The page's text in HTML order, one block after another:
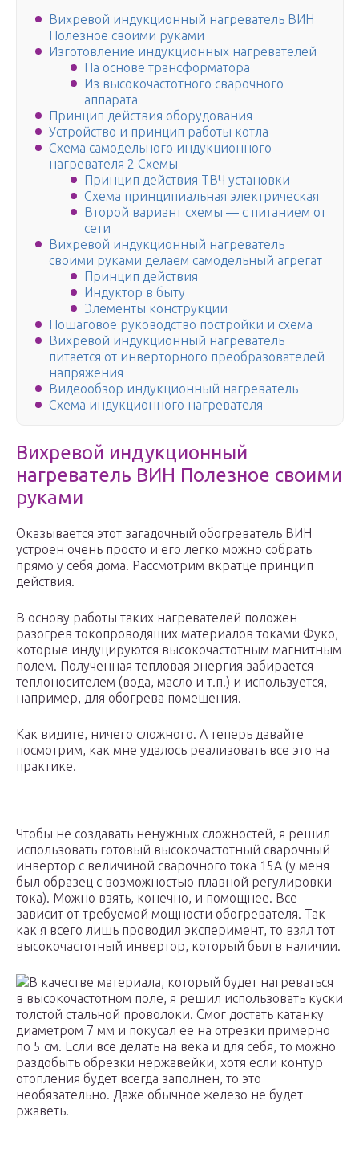
Вихревой индукционный нагреватель ВИН
Полезное своими руками
Изготовление индукционных нагревателей
На основе трансформатора
Из высокочастотного сварочного
аппарата
Принцип действия оборудования
Устройство и принцип работы котла
Схема самодельного индукционного
нагревателя 2 Схемы
Принцип действия ТВЧ установки
Схема принципиальная электрическая
Второй вариант схемы — с питанием от
сети
Вихревой индукционный нагреватель
своими руками делаем самодельный агрегат
Принцип действия
Индуктор в быту
Элементы конструкции
Пошаговое руководство постройки и схема
Вихревой индукционный нагреватель
питается от инверторного преобразователей
напряжения
Видеообзор индукционный нагреватель
Схема индукционного нагревателя
Вихревой индукционный
нагреватель ВИН Полезное своими
руками
Оказывается этот загадочный обогреватель ВИН
устроен очень просто и его легко можно собрать
прямо у себя дома. Рассмотрим вкратце принцип
действия.
В основу работы таких нагревателей положен
разогрев токопроводящих материалов токами Фуко,
которые индуцируются высокочастотным магнитным
полем. Полученная тепловая энергия забирается
теплоносителем (вода, масло и т.п.) и используется,
например, для обогрева помещения.
Как видите, ничего сложного. А теперь давайте
посмотрим, как мне удалось реализовать все это на
практике.
Чтобы не создавать ненужных сложностей, я решил
использовать готовый высокочастотный сварочный
инвертор с величиной сварочного тока 15А (у меня
был образец с возможностью плавной регулировки
тока). Можно взять, конечно, и помощнее. Все
зависит от требуемой мощности обогревателя. Так
как я всего лишь проводил эксперимент, то взял тот
высокочастотный инвертор, который был в наличии.
В качестве материала, который будет нагреваться
в высокочастотном поле, я решил использовать куски
толстой стальной проволоки. Смог достать катанку
диаметром 7 мм и покусал ее на отрезки примерно
по 5 см. Если все делать на века и для себя, то можно
раздобыть обрезки нержавейки, хотя если контур
отопления будет всегда заполнен, то это
необязательно. Даже обычное железо не будет
ржаветь.